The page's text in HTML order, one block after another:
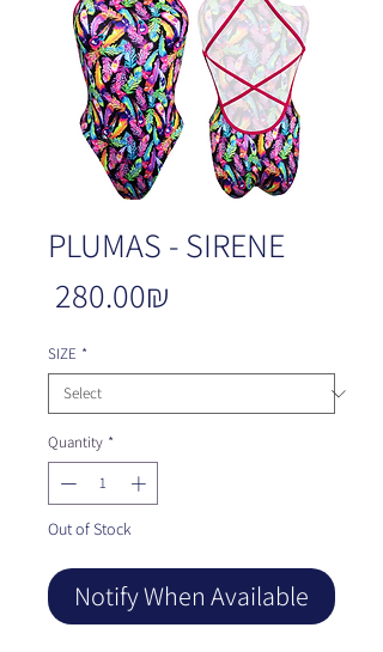
PLUMAS - SIRENE
‏280.00 ‏₪
SIZE *
Quantity *
Out of Stock
Notify When Available